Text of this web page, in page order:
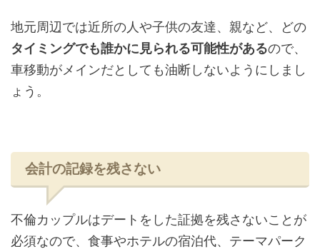
地元周辺では近所の人や子供の友達、親など、どの
タイミングでも誰かに見られる可能性があるので、
車移動がメインだとしても油断しないようにしまし
ょう。
会計の記録を残さない
不倫カップルはデートをした証拠を残さないことが
必須なので、食事やホテルの宿泊代、テーマパーク